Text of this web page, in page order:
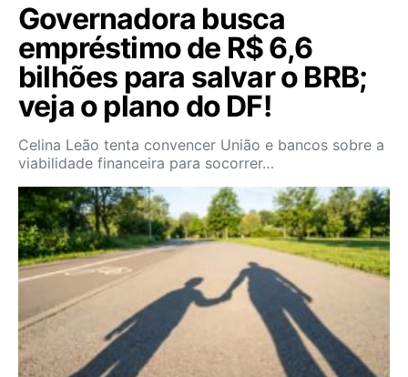
Governadora busca
empréstimo de R$ 6,6
bilhões para salvar o BRB;
veja o plano do DF!
Celina Leão tenta convencer União e bancos sobre a
viabilidade financeira para socorrer…